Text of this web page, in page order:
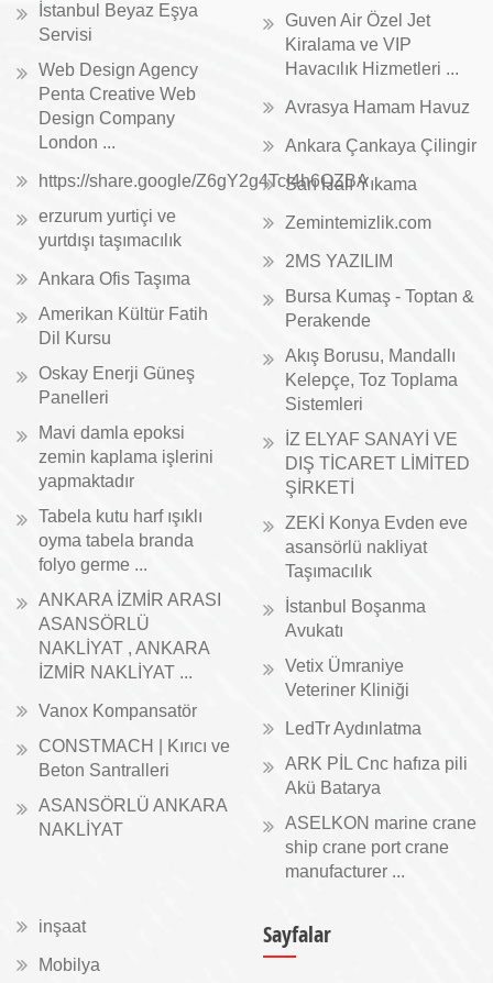
İstanbul Beyaz Eşya
Servisi
Web Design Agency
Penta Creative Web
Design Company
London ...
https://share.google/Z6gY2g4TcI4h6QZBA
erzurum yurtiçi ve
yurtdışı taşımacılık
Ankara Ofis Taşıma
Amerikan Kültür Fatih
Dil Kursu
Oskay Enerji Güneş
Panelleri
Mavi damla epoksi
zemin kaplama işlerini
yapmaktadır
Tabela kutu harf ışıklı
oyma tabela branda
folyo germe ...
ANKARA İZMİR ARASI
ASANSÖRLÜ
NAKLİYAT , ANKARA
İZMİR NAKLİYAT ...
Vanox Kompansatör
CONSTMACH | Kırıcı ve
Beton Santralleri
ASANSÖRLÜ ANKARA
NAKLİYAT
Guven Air Özel Jet
Kiralama ve VIP
Havacılık Hizmetleri ...
Avrasya Hamam Havuz
Ankara Çankaya Çilingir
Sarı Halı Yıkama
Zemintemizlik.com
2MS YAZILIM
Bursa Kumaş - Toptan &
Perakende
Akış Borusu, Mandallı
Kelepçe, Toz Toplama
Sistemleri
İZ ELYAF SANAYİ VE
DIŞ TİCARET LİMİTED
ŞİRKETİ
ZEKİ Konya Evden eve
asansörlü nakliyat
Taşımacılık
İstanbul Boşanma
Avukatı
Vetix Ümraniye
Veteriner Kliniği
LedTr Aydınlatma
ARK PİL Cnc hafıza pili
Akü Batarya
ASELKON marine crane
ship crane port crane
manufacturer ...
inşaat
Mobilya
Sayfalar